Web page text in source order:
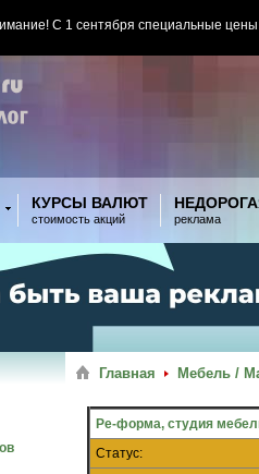
С 1 сентября специальные
КУРСЫ ВАЛЮТ
стоимость акций реклама
Главная Мебель /
Ре-форма, студия
Статус: